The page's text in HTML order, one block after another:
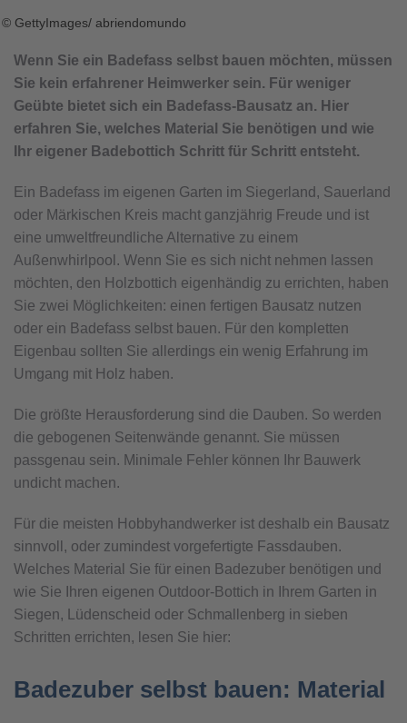
© GettyImages/ abriendomundo
Wenn Sie ein Badefass selbst bauen möchten, müssen
Sie kein erfahrener Heimwerker sein. Für weniger
Geübte bietet sich ein Badefass-Bausatz an. Hier
erfahren Sie, welches Material Sie benötigen und wie
Ihr eigener Badebottich Schritt für Schritt entsteht.
Ein Badefass im eigenen Garten im Siegerland, Sauerland
oder Märkischen Kreis macht ganzjährig Freude und ist
eine umweltfreundliche Alternative zu einem
Außenwhirlpool. Wenn Sie es sich nicht nehmen lassen
möchten, den Holzbottich eigenhändig zu errichten, haben
Sie zwei Möglichkeiten: einen fertigen Bausatz nutzen
oder ein Badefass selbst bauen. Für den kompletten
Eigenbau sollten Sie allerdings ein wenig Erfahrung im
Umgang mit Holz haben.
Die größte Herausforderung sind die Dauben. So werden
die gebogenen Seitenwände genannt. Sie müssen
passgenau sein. Minimale Fehler können Ihr Bauwerk
undicht machen.
Für die meisten Hobbyhandwerker ist deshalb ein Bausatz
sinnvoll, oder zumindest vorgefertigte Fassdauben.
Welches Material Sie für einen Badezuber benötigen und
wie Sie Ihren eigenen Outdoor-Bottich in Ihrem Garten in
Siegen, Lüdenscheid oder Schmallenberg in sieben
Schritten errichten, lesen Sie hier:
Badezuber selbst bauen: Material